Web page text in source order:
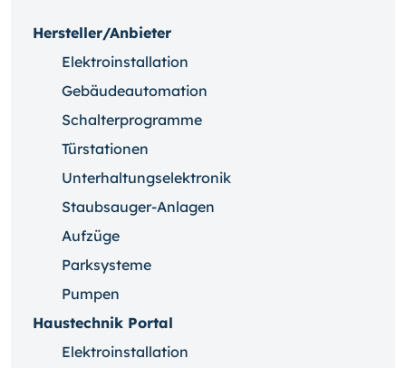
Hersteller/Anbieter
Elektroinstallation
Gebäudeautomation
Schalterprogramme
Türstationen
Unterhaltungselektronik
Staubsauger-Anlagen
Aufzüge
Parksysteme
Pumpen
Haustechnik Portal
Elektroinstallation